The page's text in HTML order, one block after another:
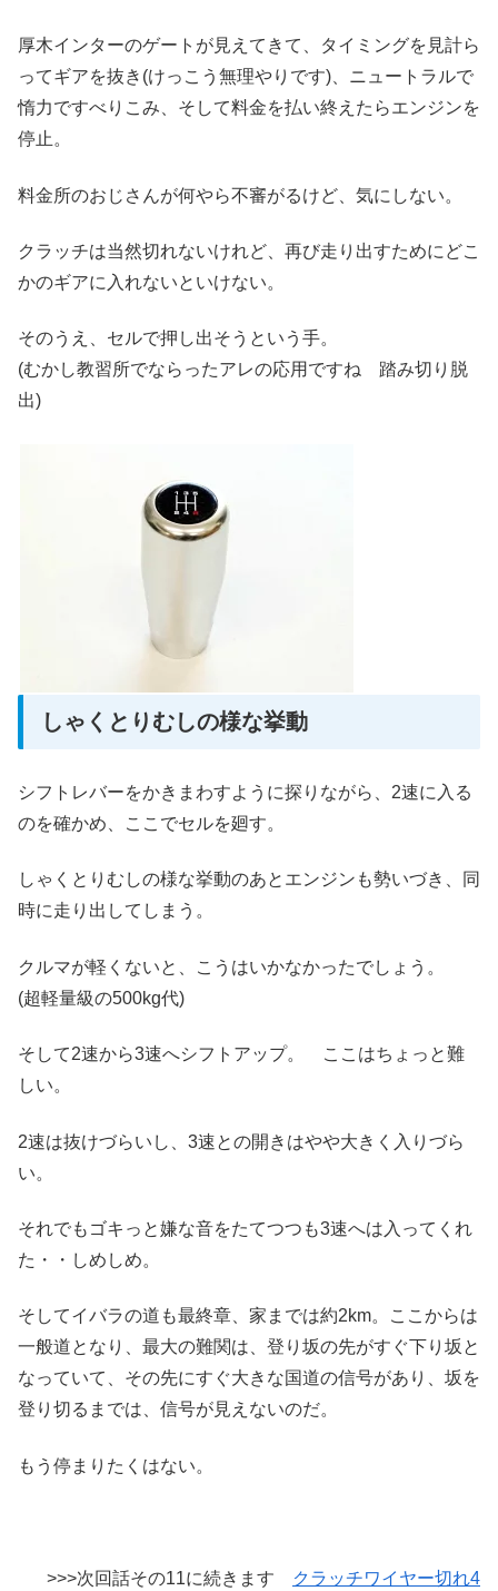
厚木インターのゲートが見えてきて、タイミングを見計ら
ってギアを抜き(けっこう無理やりです)、ニュートラルで
惰力ですべりこみ、そして料金を払い終えたらエンジンを
停止。
料金所のおじさんが何やら不審がるけど、気にしない。
クラッチは当然切れないけれど、再び走り出すためにどこ
かのギアに入れないといけない。
そのうえ、セルで押し出そうという手。
(むかし教習所でならったアレの応用ですね 踏み切り脱
出)
しゃくとりむしの様な挙動
シフトレバーをかきまわすように探りながら、2速に入る
のを確かめ、ここでセルを廻す。
しゃくとりむしの様な挙動のあとエンジンも勢いづき、同
時に走り出してしまう。
クルマが軽くないと、こうはいかなかったでしょう。
(超軽量級の500kg代)
そして2速から3速へシフトアップ。 ここはちょっと難
しい。
2速は抜けづらいし、3速との開きはやや大きく入りづら
い。
それでもゴキっと嫌な音をたてつつも3速へは入ってくれ
た・・しめしめ。
そしてイバラの道も最終章、家までは約2km。ここからは
一般道となり、最大の難関は、登り坂の先がすぐ下り坂と
なっていて、その先にすぐ大きな国道の信号があり、坂を
登り切るまでは、信号が見えないのだ。
もう停まりたくはない。
>>>次回話その11に続きます クラッチワイヤー切れ4